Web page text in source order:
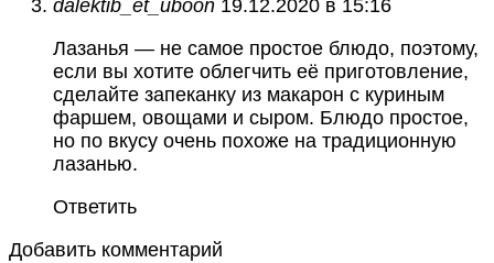
dalektib_et_uboon 19.12.2020 в 15:16
Лазанья — не самое простое блюдо, поэтому,
если вы хотите облегчить её приготовление,
сделайте запеканку из макарон с куриным
фаршем, овощами и сыром. Блюдо простое,
но по вкусу очень похоже на традиционную
лазанью.
Ответить
Добавить комментарий